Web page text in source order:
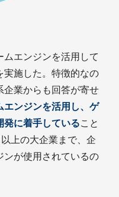
エンジンを活用して
実施した。特徴的なの
企業からも回答が寄せ
エンジンを活用し、ゲ
発に着手していること
上の大企業まで、企
ンが使用されているの